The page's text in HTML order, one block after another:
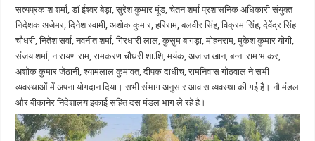
सत्यप्रकाश शर्मा, डॉ ईश्वर बेड़ा, सुरेश कुमार मूंड, चेतन शर्मा प्रशासनिक अधिकारी संयुक्त
निदेशक अजेमर, दिनेश स्वामी, अशोक कुमार, हरिराम, बलवीर सिंह, विक्रम सिंह, देवेंद्र सिंह
चौधरी, नितेश सर्वा, नवनीत शर्मा, गिरधारी लाल, कुसुम बागड़ा, मोहनराम, मुकेश कुमार योगी,
संजय शर्मा, नारायण राम, रामकरण चौधरी शा.शि, मयंक, अजाज खान, बन्ना राम भाकर,
अशोक कुमार जेठानी, श्यामलाल कुमावत, दीपक दाधीच, रामनिवास गोठवाल ने सभी
व्यवस्थाओं में अपना योगदान दिया। सभी संभाग अनुसार आवास व्यवस्था की गई है। नौ मंडल
और बीकानेर निदेशालय इकाई सहित दस मंडल भाग ले रहे है।